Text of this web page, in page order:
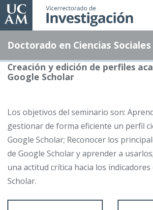
Pasar
al
principal
Doctorado en Ciencias Sociales
Creación y edición de perfiles
Google Scholar
Los objetivos del seminario son:
gestionar de forma eficiente un perfil
Google Scholar; Reconocer los
de Google Scholar y aprender a
una actitud crítica hacia los indicadores
Scholar.